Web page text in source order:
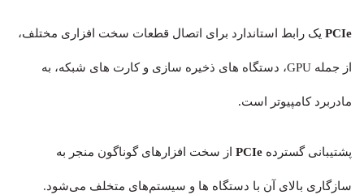
PCIe یک رابط استاندارد برای اتصال قطعات سخت افزاری مختلف،
از جمله GPU، دستگاه های ذخیره سازی و کارت های شبکه، به
مادربرد کامپیوتر است.
پشتیبانی گسترده PCIe از سخت افزارهای گوناگون منجر به
سازگاری بالای آن با دستگاه ها و سیستم‌های متخلف می‌شود.